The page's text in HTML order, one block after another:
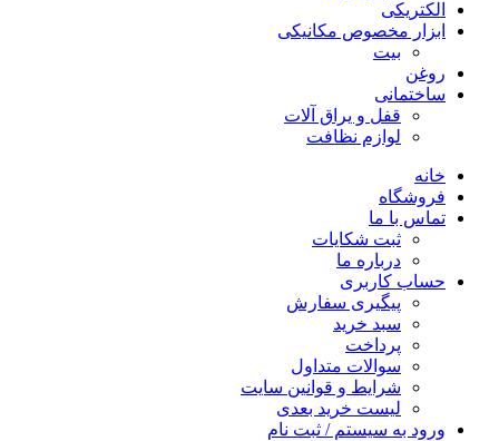
الکتریکی
ابزار مخصوص مکانیکی
بیت
روغن
ساختمانی
قفل و یراق آلات
لوازم نظافت
خانه
فروشگاه
تماس با ما
ثبت شکایات
درباره ما
حساب کاربری
پیگیری سفارش
سبد خرید
پرداخت
سوالات متداول
شرایط و قوانین سایت
لیست خرید بعدی
ورود به سیستم / ثبت نام